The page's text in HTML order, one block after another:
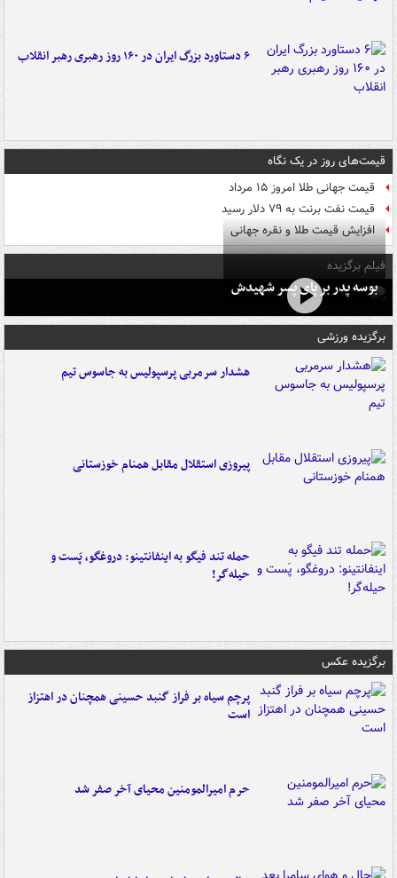
۶ دستاورد بزرگ ایران در ۱۶۰ روز رهبری رهبر انقلاب
قیمت‌های روز در یک نگاه
قیمت جهانی طلا امروز ۱۵ مرداد
قیمت نفت برنت به ۷۹ دلار رسید
افزایش قیمت طلا و نقره جهانی
فیلم برگزیده
بوسه‌ پدر بر پای پسر شهیدش
برگزیده ورزشی
هشدار سرمربی پرسپولیس به جاسوس تیم
پیروزی استقلال مقابل همنام خوزستانی
حمله تند فیگو به اینفانتینو: دروغگو، پَست‌ و
حیله‌گر!
برگزیده عکس
پرچم سیاه بر فراز گنبد حسینی همچنان در اهتزاز
است
حرم امیرالمومنین محیای آخر صفر شد